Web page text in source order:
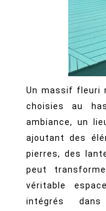
Un massif fleuri
choisies au
ambiance, un
ajoutant des
pierres, des
peut
véritable
intégrés